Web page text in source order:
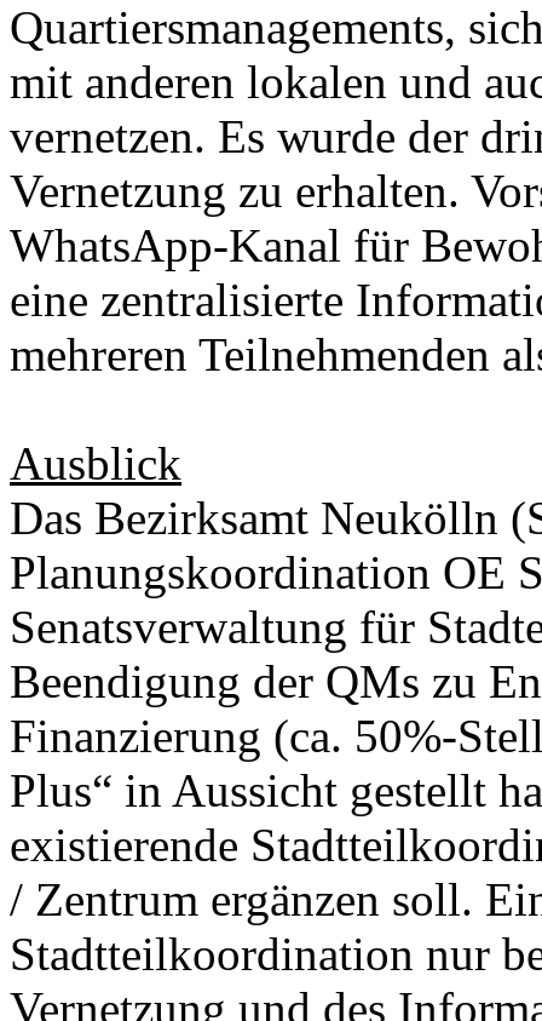
Quartiersmanagements,
mit anderen lokalen und
vernetzen. Es wurde der
Vernetzung zu erhalten.
WhatsApp-Kanal für
eine zentralisierte
mehreren Teilnehmenden
Ausblick
Das Bezirksamt Neukölln
Planungskoordination OE
Senatsverwaltung für
Beendigung der QMs zu
Finanzierung (ca. 50%-
Plus“ in Aussicht gestellt
existierende
/ Zentrum ergänzen soll.
Stadtteilkoordination nur
Vernetzung und des